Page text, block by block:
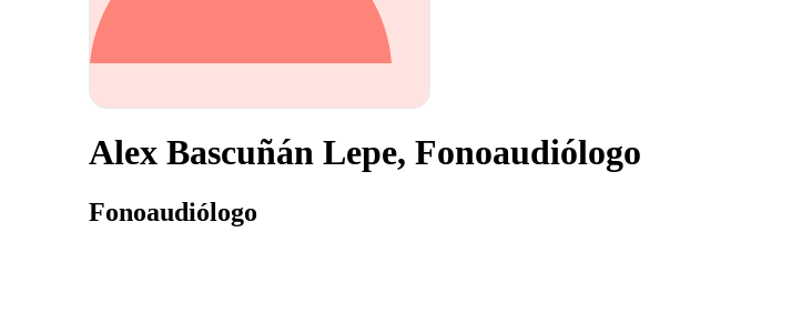
Alex Bascuñán Lepe, Fonoaudiólogo
Fonoaudiólogo